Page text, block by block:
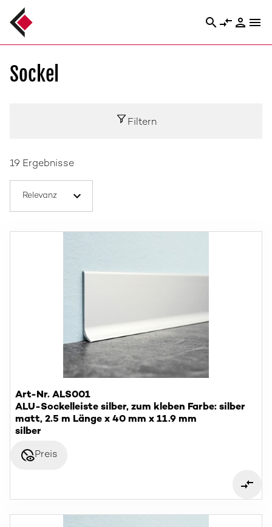
search compare_arrows person menu
Sockel
Filtern
19 Ergebnisse
Art-Nr. ALS001
ALU-Sockelleiste silber, zum kleben Farbe: silber
matt, 2.5 m Länge x 40 mm x 11.9 mm
silber
disabled_visiblePreis